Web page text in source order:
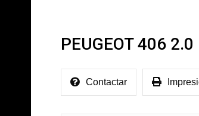
PEUGEOT 406 2.0
Contactar